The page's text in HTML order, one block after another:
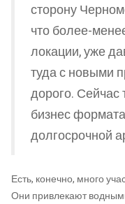
сторону
что более-
локации, уже
туда с новыми
дорого. Сейчас
бизнес
долгосрочной
Есть, конечно, много
Они привлекают